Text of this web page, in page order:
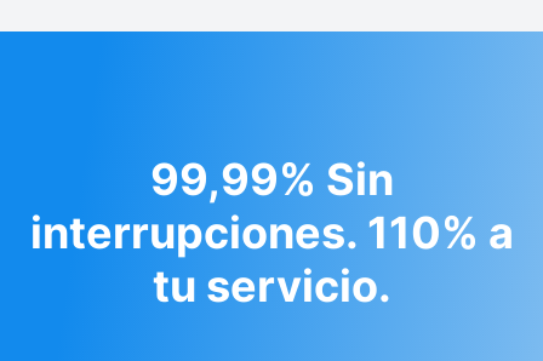
99,99% Sin
interrupciones. 110% a
tu servicio.